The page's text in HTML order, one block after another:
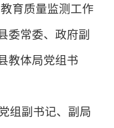
育质量监测工作
委常委、政府副
教体局党组书
副书记、副局